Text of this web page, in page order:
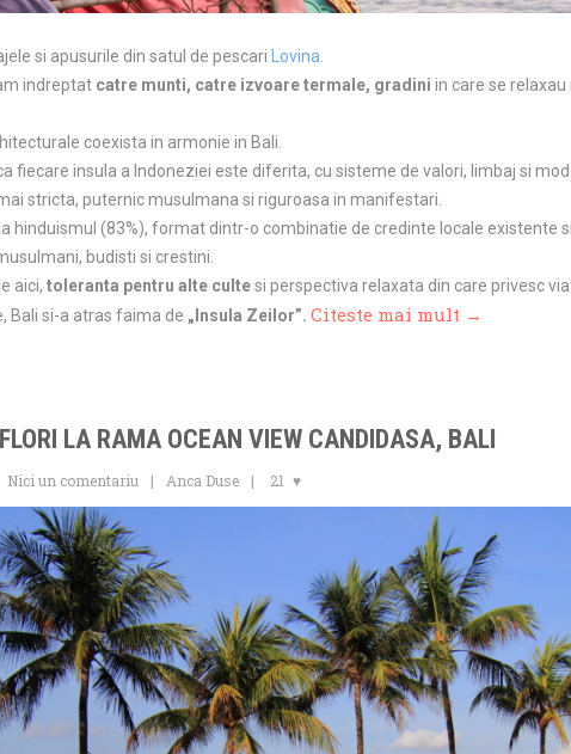
si apusurile din satul de pescari
Lovina.
indreptat catre munti, catre izvoare termale, gradini in care se relaxau
coexista in armonie in Bali.
fiecare insula a Indoneziei este diferita, cu sisteme de valori, limbaj si
stricta, puternic musulmana si riguroasa in manifestari.
hinduismul (83%), format dintr-o combinatie de credinte locale existente
budisti si crestini.
aici, toleranta pentru alte cultesi perspectiva relaxata din care privesc
Bali si-a atras faima de „Insula Zeilor”. Citeste mai mult →
LA RAMA OCEAN VIEW CANDIDASA, BALI
Nici un comentariu Anca Duse 21